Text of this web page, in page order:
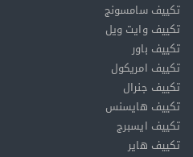
تكييف سامسونج
تكييف وايت ويل
تكييف باور
تكييف امريكول
تكييف جنرال
تكييف هايسنس
تكييف ايسبرج
تكييف هاير